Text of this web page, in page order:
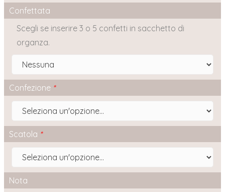
Confettata
Scegli se inserire 3 o 5 confetti in sacchetto di
organza.
Confezione *
Scatola *
Nota